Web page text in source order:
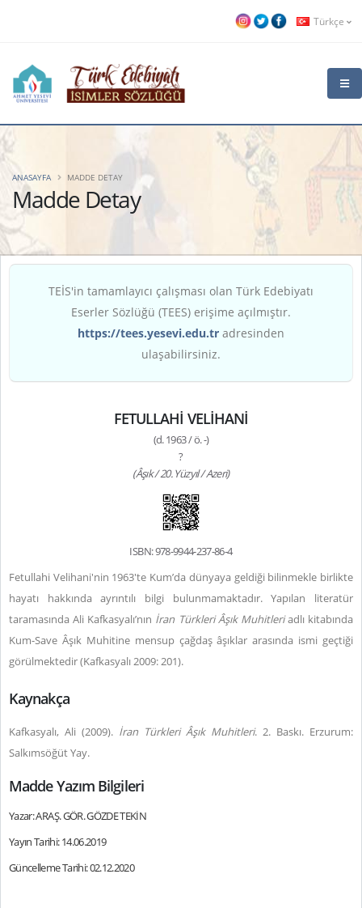
Türkçe
Madde Detay
ANASAYFA MADDE DETAY
TEİS'in tamamlayıcı çalışması olan Türk Edebiyatı
Eserler Sözlüğü (TEES) erişime açılmıştır.
https://tees.yesevi.edu.tr adresinden
ulaşabilirsiniz.
FETULLAHİ VELİHANİ
(d. 1963 / ö. -)
?
(Âşık / 20. Yüzyıl / Azeri)
ISBN: 978-9944-237-86-4
Fetullahi Velihani'nin 1963'te Kum’da dünyaya geldiği bilinmekle birlikte
hayatı hakkında ayrıntılı bilgi bulunmamaktadır. Yapılan literatür
taramasında Ali Kafkasyalı’nın İran Türkleri Âşık Muhitleriadlı kitabında
Kum-Save Âşık Muhitine mensup çağdaş âşıklar arasında ismi geçtiği
görülmektedir (Kafkasyalı 2009: 201).
Kaynakça
Kafkasyalı, Ali (2009). İran Türkleri Âşık Muhitleri. 2. Baskı. Erzurum:
Salkımsöğüt Yay.
Madde Yazım Bilgileri
Yazar: ARAŞ. GÖR. GÖZDE TEKİN
Yayın Tarihi: 14.06.2019
Güncelleme Tarihi: 02.12.2020